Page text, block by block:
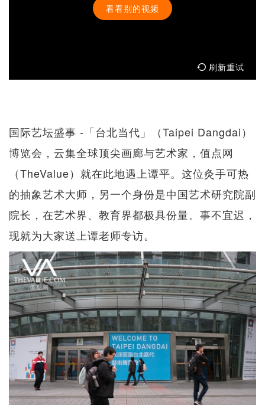
看看别的视频
刷新重试
国际艺坛盛事 -「台北当代」（Taipei Dangdai）
博览会，云集全球顶尖画廊与艺术家，值点网
（TheValue）就在此地遇上谭平。这位灸手可热
的抽象艺术大师，另一个身份是中国艺术研究院副
院长，在艺术界、教育界都极具份量。事不宜迟，
现就为大家送上谭老师专访。